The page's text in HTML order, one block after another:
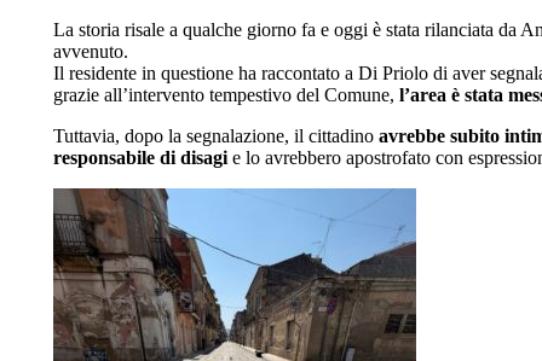
La storia risale a qualche giorno fa e oggi è stata rilanciata da
avvenuto.
Il residente in questione ha raccontato a Di Priolo di aver
grazie all’intervento tempestivo del Comune, l’area è stata
Tuttavia, dopo la segnalazione, il cittadino avrebbe subito
responsabile di disagi e lo avrebbero apostrofato con